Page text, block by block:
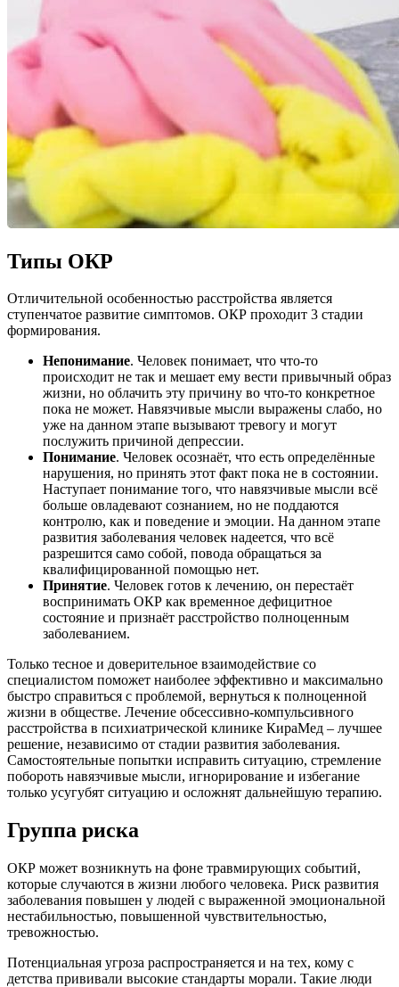
Типы ОКР
Отличительной особенностью расстройства является
ступенчатое развитие симптомов. ОКР проходит 3 стадии
формирования.
Непонимание. Человек понимает, что что-то
происходит не так и мешает ему вести привычный образ
жизни, но облачить эту причину во что-то конкретное
пока не может. Навязчивые мысли выражены слабо, но
уже на данном этапе вызывают тревогу и могут
послужить причиной депрессии.
Понимание. Человек осознаёт, что есть определённые
нарушения, но принять этот факт пока не в состоянии.
Наступает понимание того, что навязчивые мысли всё
больше овладевают сознанием, но не поддаются
контролю, как и поведение и эмоции. На данном этапе
развития заболевания человек надеется, что всё
разрешится само собой, повода обращаться за
квалифицированной помощью нет.
Принятие. Человек готов к лечению, он перестаёт
воспринимать ОКР как временное дефицитное
состояние и признаёт расстройство полноценным
заболеванием.
Только тесное и доверительное взаимодействие со
специалистом поможет наиболее эффективно и максимально
быстро справиться с проблемой, вернуться к полноценной
жизни в обществе. Лечение обсессивно-компульсивного
расстройства в психиатрической клинике КираМед – лучшее
решение, независимо от стадии развития заболевания.
Самостоятельные попытки исправить ситуацию, стремление
побороть навязчивые мысли, игнорирование и избегание
только усугубят ситуацию и осложнят дальнейшую терапию.
Группа риска
ОКР может возникнуть на фоне травмирующих событий,
которые случаются в жизни любого человека. Риск развития
заболевания повышен у людей с выраженной эмоциональной
нестабильностью, повышенной чувствительностью,
тревожностью.
Потенциальная угроза распространяется и на тех, кому с
детства прививали высокие стандарты морали. Такие люди